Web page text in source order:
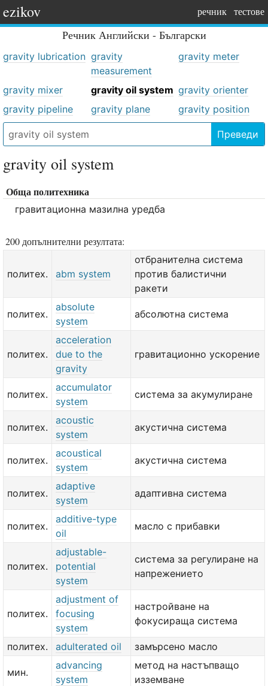
ezikov речник тестове
Речник Английски - Български
gravity lubrication gravity
measurement
gravity meter
gravity mixer gravity oil system gravity orienter
gravity pipeline
gravity plane gravity position
Преведи
gravity oil system
Обща политехника
гравитационна мазилна уредба
200 допълнителни резултата:
политех. abm system
отбранителна система
против балистични
ракети
политех.
absolute
system
абсолютна система
политех.
acceleration
due to the
gravity
гравитационно ускорение
политех.
accumulator
system
система за акумулиране
политех.
acoustic
system
акустична система
политех.
acoustical
system
акустична система
политех.
adaptive
system
адаптивна система
политех.
additive-type
oil
масло с прибавки
политех.
adjustable-
potential
system
система за регулиране на
напрежението
политех.
adjustment of
focusing
system
настройване на
фокусираща система
политех. adulterated oil замърсено масло
мин.
advancing
system
метод на настъпващо
изземване